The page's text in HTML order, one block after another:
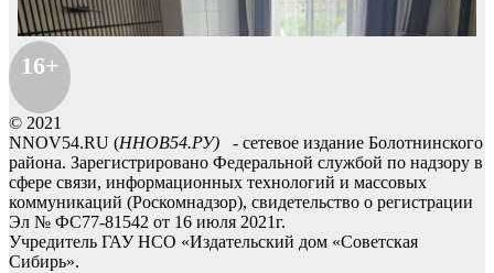
16+
© 2021
NNOV54.RU (ННОВ54.РУ) - сетевое издание Болотнинского
района. Зарегистрировано Федеральной службой по надзору в
сфере связи, информационных технологий и массовых
коммуникаций (Роскомнадзор), свидетельство о регистрации
Эл № ФС77-81542 от 16 июля 2021г.
Учредитель ГАУ НСО «Издательский дом «Советская
Сибирь».